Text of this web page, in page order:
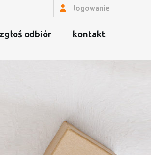
logowanie
zgłoś odbiór kontakt